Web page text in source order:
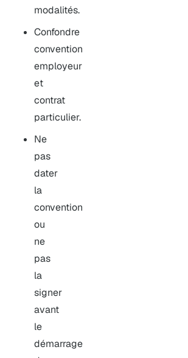
modalités.
Confondre
convention
employeur
et
contrat
particulier.
Ne
pas
dater
la
convention
ou
ne
pas
la
signer
avant
le
démarrage